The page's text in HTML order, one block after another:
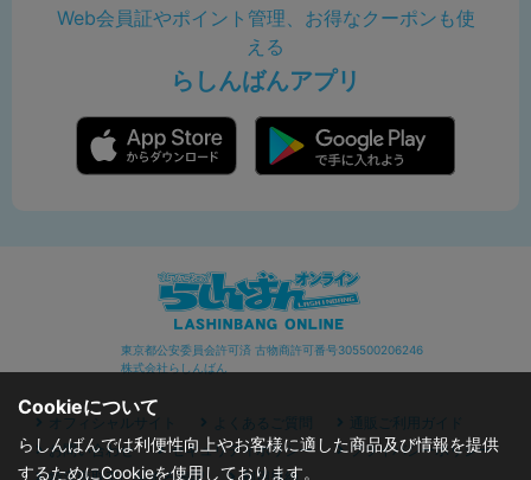
Web会員証やポイント管理、お得なクーポンも使
える
らしんばんアプリ
東京都公安委員会許可済 古物商許可番号305500206246
株式会社らしんばん
オフィシャルサイト よくあるご質問
通販ご利用ガイド
お問い合わせ
セキュリティポリシー
プライバシーポリシー
Cookieについて
らしんばんでは利便性向上やお客様に適した商品及び情報を提供
するためにCookieを使用しております。